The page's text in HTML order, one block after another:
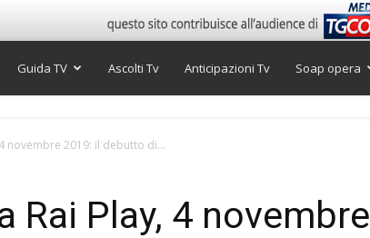
Guida TV Ascolti Tv Anticipazioni Tv Soap opera
novembre 2019: il debutto di...
Rai Play, 4 novembre